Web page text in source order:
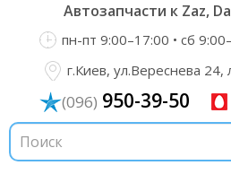
Автозапчасти к Zaz,
пн-пт 9:00–17:00 • сб
г.Киев, ул.Вереснева 24,
(096) 950-39-50